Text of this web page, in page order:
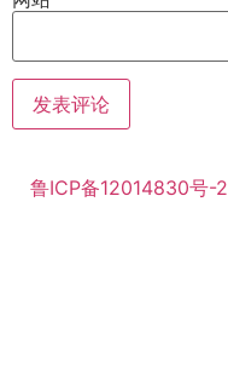
鲁ICP备12014830号-2